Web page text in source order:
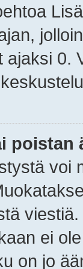
0.
poistan
voi
ei
on jo